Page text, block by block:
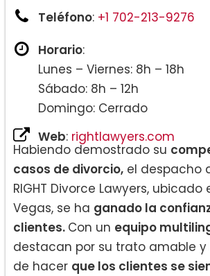
Teléfono: +1 702-213-9276
Horario:
Lunes – Viernes: 8h – 18h
Sábado: 8h – 12h
Domingo: Cerrado
Web: rightlawyers.com
Habiendo demostrado su
casos de divorcio, el despacho
RIGHT Divorce Lawyers, ubicado
Vegas, se ha ganado la
clientes. Con un equipo
destacan por su trato amable
de hacer que los clientes se